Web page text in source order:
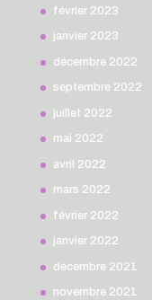
février 2023
janvier 2023
décembre 2022
septembre 2022
juillet 2022
mai 2022
avril 2022
mars 2022
février 2022
janvier 2022
décembre 2021
novembre 2021